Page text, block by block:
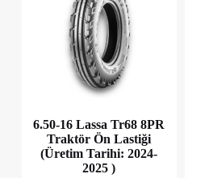
6.50-16 Lassa Tr68 8PR
Traktör Ön Lastiği
(Üretim Tarihi: 2024-
2025 )